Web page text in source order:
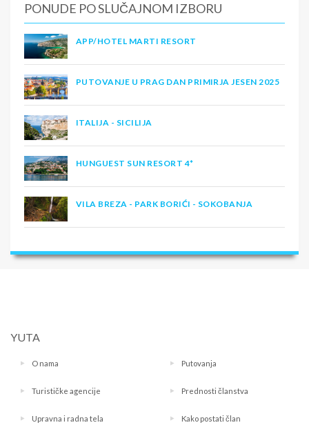
PONUDE PO SLUČAJNOM IZBORU
APP/HOTEL MARTI RESORT
PUTOVANJE U PRAG DAN PRIMIRJA JESEN 2025
ITALIJA - SICILIJA
HUNGUEST SUN RESORT 4*
VILA BREZA - PARK BORIĆI - SOKOBANJA
YUTA
O nama Putovanja
Turističke agencije Prednosti članstva
Upravna i radna tela Kako postati član